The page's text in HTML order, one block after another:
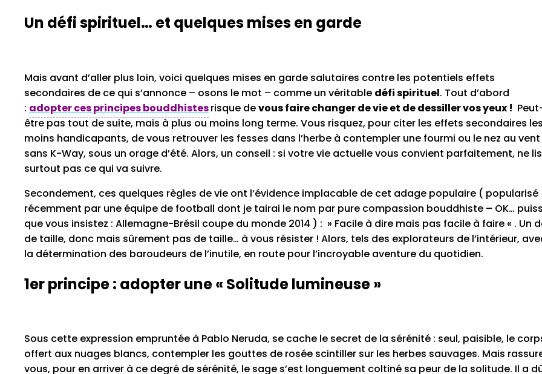
Un défi spirituel… et quelques mises en garde
Mais avant d’aller plus loin, voici quelques mises en garde salutaires contre les potentiels effets
secondaires de ce qui s’annonce – osons le mot – comme un véritable défi spirituel. Tout d’abord
: adopter ces principesbouddhistesrisque devous faire changer de vie et de dessiller vos yeux !
être pas tout de suite, mais à plus ou moins long terme. Vous risquez, pour citer les effets secondaires les
moins handicapants, de vous retrouver les fesses dans l’herbe à contempler une fourmi ou le nez au
sans K-Way, sous un orage d’été. Alors, un conseil : si votre vie actuelle vous convient parfaitement, ne
surtout pas ce qui va suivre.
Secondement, ces quelques règles de vie ont l’évidence implacable de cet adage populaire ( popularisé
récemment par une équipe de football dont je tairai le nom par pure compassion bouddhiste – OK…
que vous insistez : Allemagne-Brésil coupe du monde 2014 ) : » Facile à dire mais pas facile à faire « . Un
de taille, donc mais sûrement pas de taille… à vous résister ! Alors, tels des explorateurs de l’intérieur,
la détermination des baroudeurs de l’inutile, en route pour l’incroyable aventure du quotidien.
1er principe : adopter une « Solitude lumineuse »
Sous cette expression empruntée à Pablo Neruda, se cache le secret de la sérénité : seul, paisible, le
offert aux nuages blancs, contempler les gouttes de rosée scintiller sur les herbes sauvages. Mais
vous, pour en arriver à ce degré de sérénité, le sage s’est longuement coltiné sa peur de la solitude. Il a